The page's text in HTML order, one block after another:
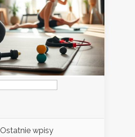
Ostatnie wpisy